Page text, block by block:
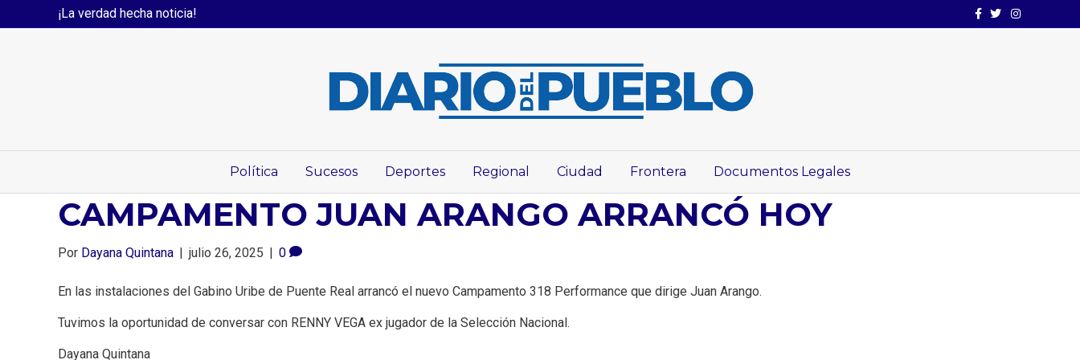
¡La verdad hecha noticia! Facebook
TwitterInstagram
Política Sucesos Deportes Regional Ciudad Frontera Documentos Legales
CAMPAMENTO JUAN ARANGO ARRANCÓ HOY
Por Dayana Quintana | julio 26, 2025 | 0
En las instalaciones del Gabino Uribe de Puente Real arrancó el nuevo Campamento 318 Performance que dirige Juan Arango.
Tuvimos la oportunidad de conversar con RENNY VEGA ex jugador de la Selección Nacional.
Dayana Quintana